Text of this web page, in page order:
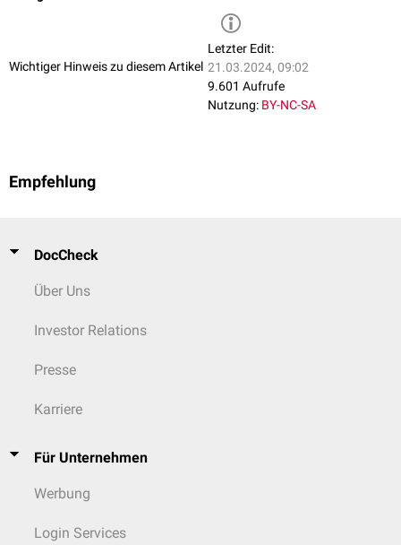
Wichtiger Hinweis zu diesem Artikel
Letzter Edit:
21.03.2024, 09:02
9.601 Aufrufe
Nutzung: BY-NC-SA
Empfehlung
DocCheck
Über Uns
Investor Relations
Presse
Karriere
Für Unternehmen
Werbung
Login Services